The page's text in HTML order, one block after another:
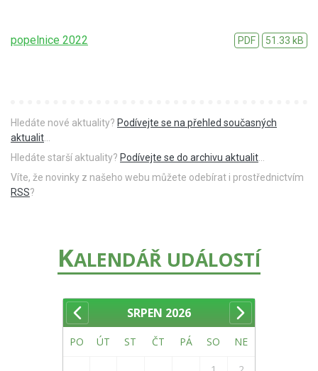
popelnice 2022 PDF 51.33 kB
Hledáte nové aktuality? Podívejte se na přehled současných
aktualit
Hledáte starší aktuality? Podívejte se do archivu aktualit
Víte, že novinky z našeho webu můžete odebírat i prostřednictvím
RSS?
KALENDÁŘ UDÁLOSTÍ
SRPEN 2026
PO ÚT ST ČT PÁ SO NE